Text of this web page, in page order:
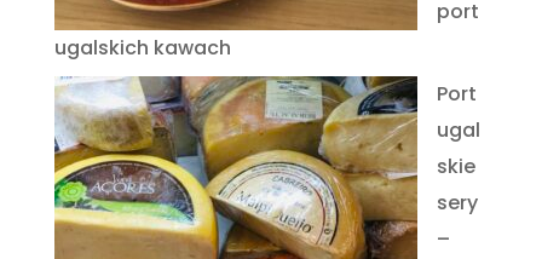
port
ugalskich kawach
Port
ugal
skie
sery
–